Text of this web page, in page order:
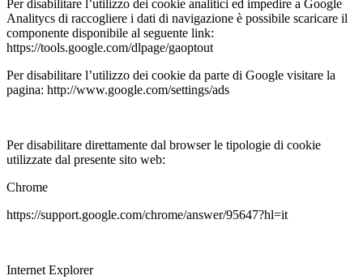
Per disabilitare l’utilizzo dei cookie analitici ed impedire a Google
Analitycs di raccogliere i dati di navigazione è possibile scaricare il
componente disponibile al seguente link:
https://tools.google.com/dlpage/gaoptout
Per disabilitare l’utilizzo dei cookie da parte di Google visitare la
pagina: http://www.google.com/settings/ads
Per disabilitare direttamente dal browser le tipologie di cookie
utilizzate dal presente sito web:
Chrome
https://support.google.com/chrome/answer/95647?hl=it
Internet Explorer